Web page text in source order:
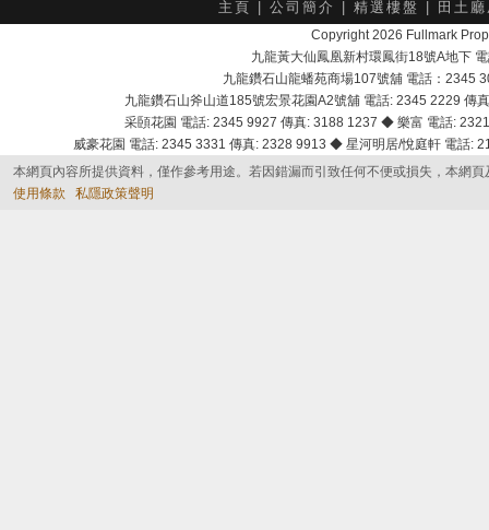
主頁 公司簡介 精選樓盤 田土
Copyright 2026 Fullmark
九龍黃大仙鳳凰新村環鳳街18號A地下
九龍鑽石山龍蟠苑商場107號舖 電話：2345
九龍鑽石山斧山道185號宏景花園A2號舖 電話: 2345 2229
采頣花園 電話: 2345 9927 傳真: 3188 1237 ◆ 樂富 電話:
威豪花園 電話: 2345 3331 傳真: 2328 9913 ◆ 星河明居/悅庭軒 電話
本網頁內容所提供資料，僅作參考用途。若因錯漏而引致任何不便或損失，本網
使用條款
私隱政策聲明